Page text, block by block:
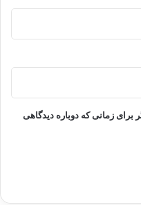
برای زمانی که دوباره دیدگاهی